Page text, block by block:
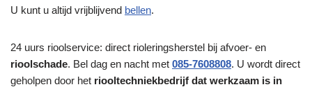
U kunt u altijd vrijblijvend bellen.
24 uurs rioolservice: direct rioleringsherstel bij afvoer- en
rioolschade. Bel dag en nacht met 085-7608808. U wordt direct
geholpen door het riooltechniekbedrijf dat werkzaam is in